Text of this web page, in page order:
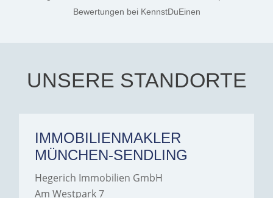
Jamrowâ€”she was
exceptionally professional,
Hegerich Immobilien to
anyone looking for a home.
Bewertungen bei KennstDuEinen
UNSERE STANDORTE
IMMOBILIENMAKLER
MÜNCHEN-SENDLING
Hegerich Immobilien GmbH
Am Westpark 7